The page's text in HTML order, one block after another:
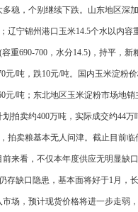
多稳，个别继续下跌。山东地区深
辽宁锦州港口玉米14.5个水以内容
容重690-700，水分14.5)，持平，
元/吨，跌10元/吨。国内玉米淀粉
元/吨；东北地区玉米淀粉市场地
拍卖约400万吨，实际成交约44
拍卖粮基本无人问津。截止目前
来看，不仅本年度供应无明显缺
存缺口隐患，基本面将好于1月，
场，预计现货价格将进一步走弱